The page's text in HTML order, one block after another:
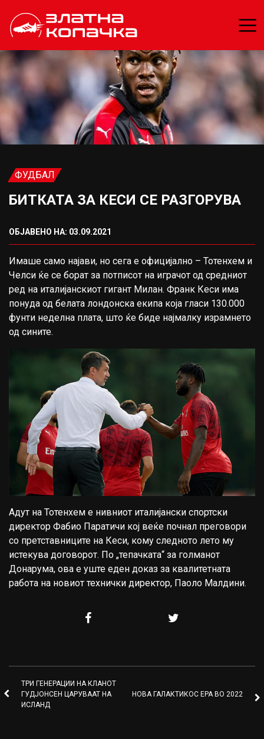
ФУДБАЛ
БИТКАТА ЗА КЕСИ СЕ РАЗГОРУВА
ОБЈАВЕНО НА: 03.09.2021
Имаше само најави, но сега е официјално – Тотенхем и
Челси ќе се борат за потписот на играчот од средниот
ред на италијанскиот гигант Милан. Франк Кеси има
понуда од белата лондонска екипа која гласи 130.000
фунти неделна плата, што ќе биде најмалку израмнето
од сините.
Адут на Тотенхем е нивниот италијански спортски
директор Фабио Паратичи кој веќе почнал преговори
со претставниците на Кеси, кому следното лето му
истекува договорот. По „тепачката“ за голманот
Донарума, ова е уште еден доказ за квалитетната
работа на новиот технички директор, Паоло Малдини.
ТРИ ГЕНЕРАЦИИ НА КЛАНОТ
ГУДЈОНСЕН ЦАРУВААТ НА
ИСЛАНД
НОВА ГАЛАКТИКОС ЕРА ВО 2022